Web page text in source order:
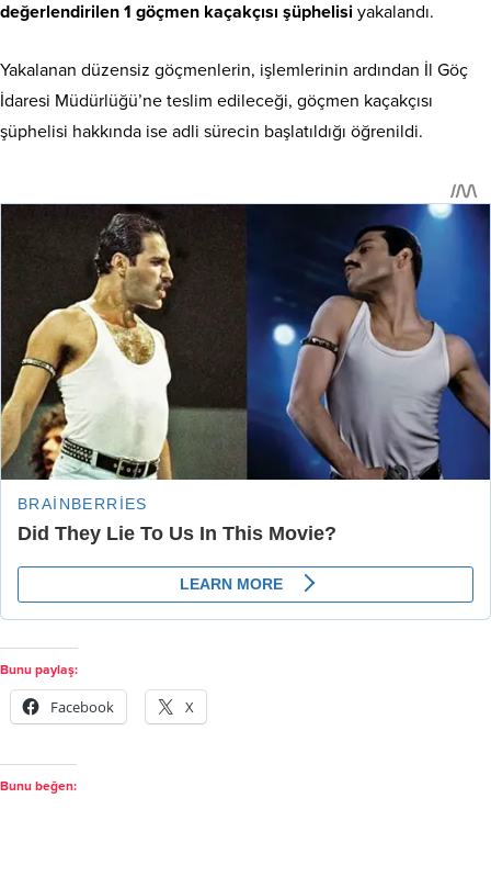
değerlendirilen 1 göçmen kaçakçısı şüphelisi yakalandı.
Yakalanan düzensiz göçmenlerin, işlemlerinin ardından İl Göç
İdaresi Müdürlüğü’ne teslim edileceği, göçmen kaçakçısı
şüphelisi hakkında ise adli sürecin başlatıldığı öğrenildi.
Bunu paylaş:
Facebook X
Bunu beğen: